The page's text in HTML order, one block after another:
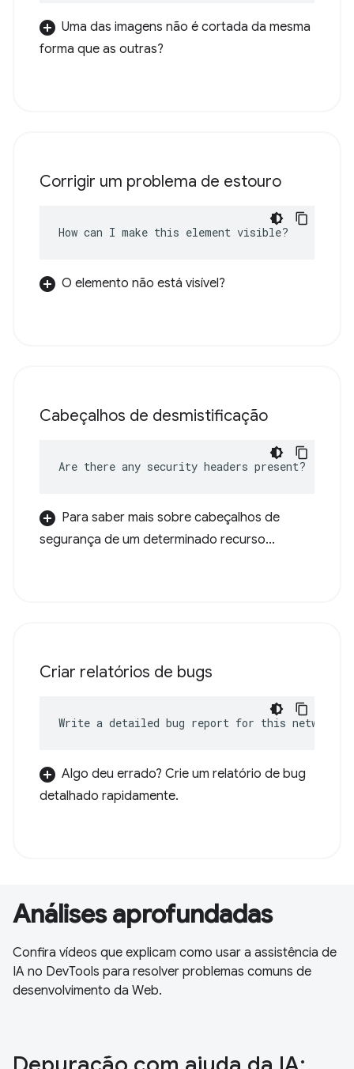
Uma das imagens não é cortada da mesma
forma que as outras?
Corrigir um problema de estouro
How can I make this element visible?
O elemento não está visível?
Cabeçalhos de desmistificação
Are there any security headers present?
Para saber mais sobre cabeçalhos de
segurança de um determinado recurso...
Criar relatórios de bugs
Write a detailed bug report for this network
Algo deu errado? Crie um relatório de bug
detalhado rapidamente.
Análises aprofundadas
Confira vídeos que explicam como usar a assistência de
IA no DevTools para resolver problemas comuns de
desenvolvimento da Web.